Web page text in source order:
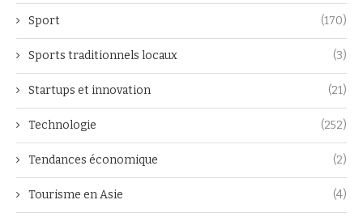
Sport (170)
Sports traditionnels locaux (3)
Startups et innovation (21)
Technologie (252)
Tendances économique (2)
Tourisme en Asie (4)